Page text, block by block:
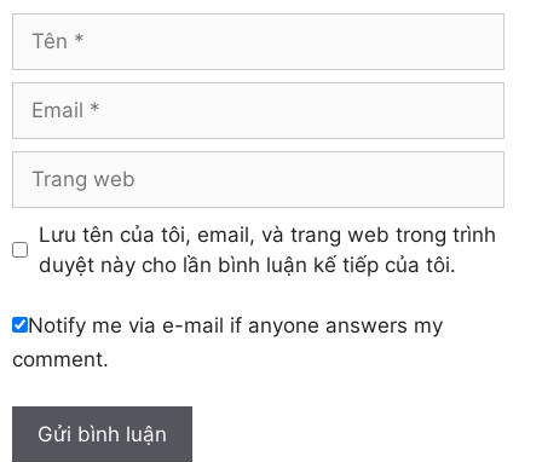
web
Lưu tên của tôi, email, và trang web trong trình
duyệt này cho lần bình luận kế tiếp của tôi.
Notify me via e-mail if anyone answers my
comment.